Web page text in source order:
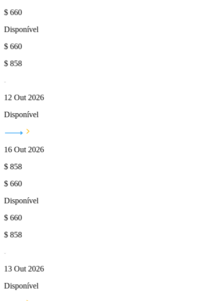
$ 660
Disponível
$ 660
$ 858
12 Out 2026
Disponível
16 Out 2026
$ 858
$ 660
Disponível
$ 660
$ 858
13 Out 2026
Disponível